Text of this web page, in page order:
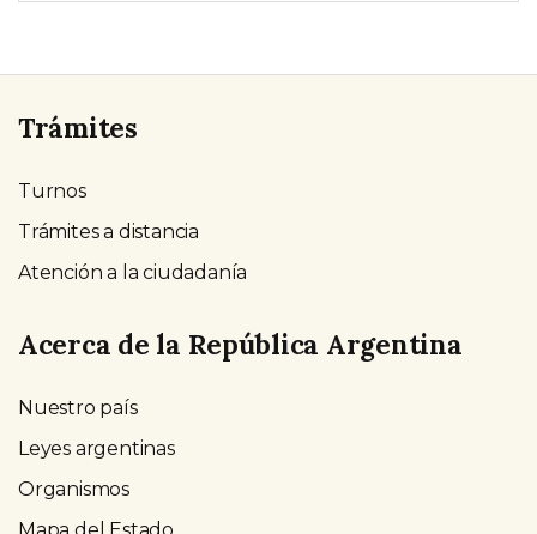
Trámites
Turnos
Trámites a distancia
Atención a la ciudadanía
Acerca de la República Argentina
Nuestro país
Leyes argentinas
Organismos